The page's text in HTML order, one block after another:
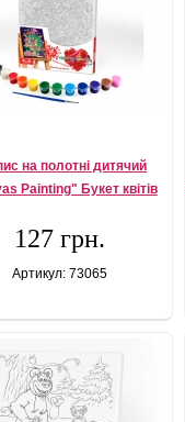
на полотні дитячий
Painting" Букет квітів
127 грн.
Артикул: 73065